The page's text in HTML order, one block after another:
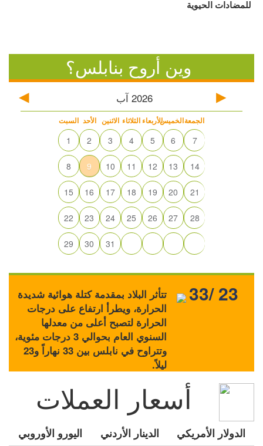
للمضادات الحيوية
وين أروح بنابلس؟
2026 آب
السبت الأحد الاثنين الثلاثاء الأربعاءالخميسالجمعة
1 2 3 4 5 6 7
8 9 10 11 12 13 14
15 16 17 18 19 20 21
22 23 24 25 26 27 28
29 30 31
تتأثر البلاد بمقدمة كتلة هوائية شديدة
الحرارة، ويطرأ ارتفاع على درجات
الحرارة لتصبح أعلى من معدلها
السنوي العام بحوالي 3 درجات مئوية،
وتتراوح في نابلس بين 33 نهاراً و23
ليلاً.
33/ 23
أسعار العملات
الدولار الأمريكي الدينار الأردني اليورو الأوروبي